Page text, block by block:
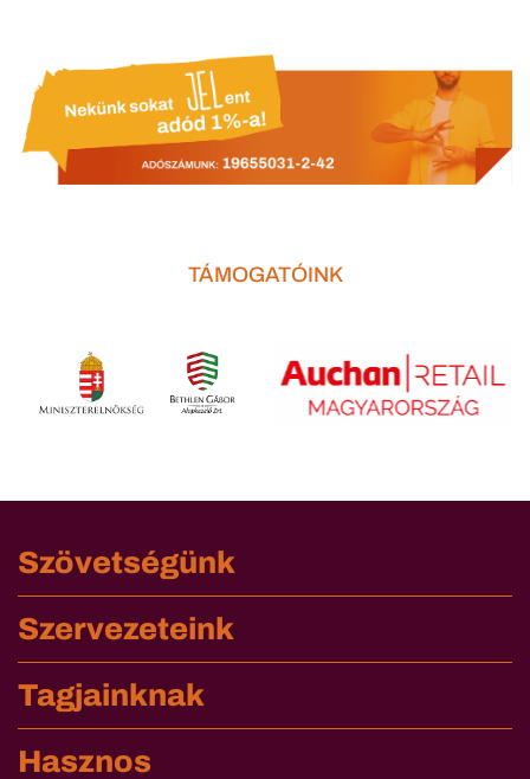
TÁMOGATÓINK
Szövetségünk
Szervezeteink
Tagjainknak
Hasznos